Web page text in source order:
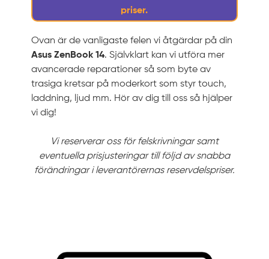
priser.
Ovan är de vanligaste felen vi åtgärdar på din
Asus ZenBook 14. Självklart kan vi utföra mer
avancerade reparationer så som byte av
trasiga kretsar på moderkort som styr touch,
laddning, ljud mm. Hör av dig till oss så hjälper
vi dig!
Vi reserverar oss för felskrivningar samt
eventuella prisjusteringar till följd av snabba
förändringar i leverantörernas reservdelspriser.